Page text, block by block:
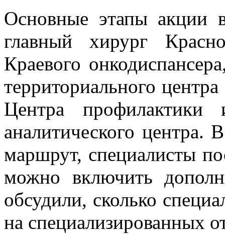
Основные этапы акции
главный хирург
Краевого
территориального
Центра профилактики
аналитического центра.
маршрут, специалисты
можно включить
обсудили, сколько
на специализированных